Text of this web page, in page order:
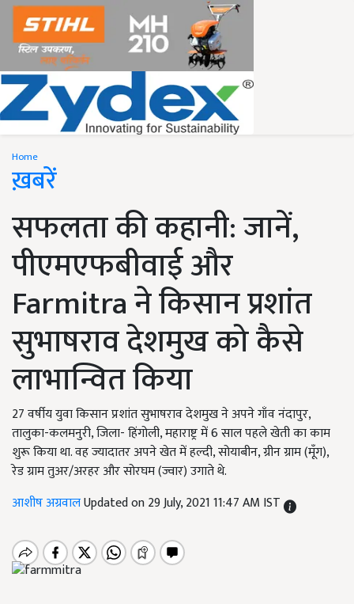
Home
ख़बरें
सफलता की कहानी: जानें,
पीएमएफबीवाई और
Farmitra ने किसान प्रशांत
सुभाषराव देशमुख को कैसे
लाभान्वित किया
27 वर्षीय युवा किसान प्रशांत सुभाषराव देशमुख ने अपने गाँव नंदापुर,
तालुका-कलमनुरी, जिला- हिंगोली, महाराष्ट्र में 6 साल पहले खेती का काम
शुरू किया था. वह ज्यादातर अपने खेत में हल्दी, सोयाबीन, ग्रीन ग्राम (मूँग),
रेड ग्राम तुअर/अरहर और सोरघम (ज्वार) उगाते थे.
आशीष अग्रवालUpdated on 29 July, 2021 11:47 AM IST